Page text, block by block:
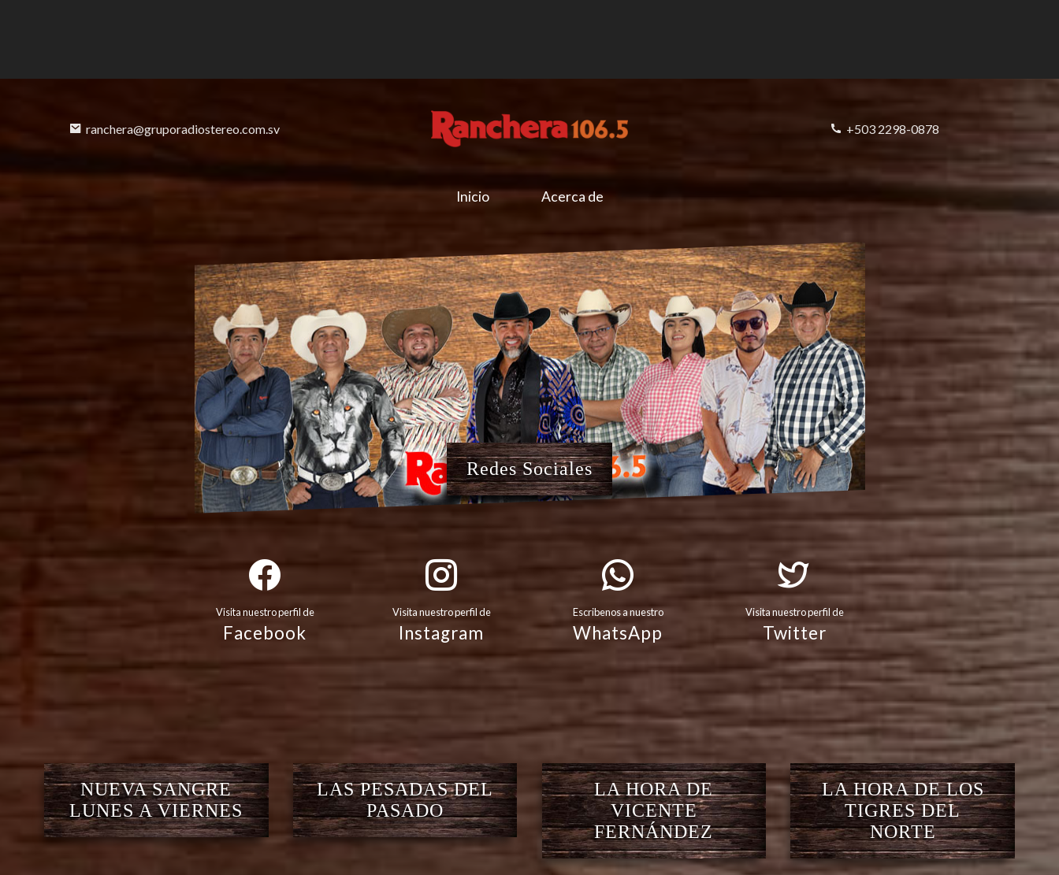
ranchera@gruporadiostereo.com.sv +503 2298-0878
Inicio Acerca de
Redes Sociales
Visita nuestro perfil de
Facebook
Visita nuestro perfil de
Instagram
Escribenos a nuestro
WhatsApp
Visita nuestro perfil de
Twitter
NUEVA SANGRE
LUNES A VIERNES
LAS PESADAS DEL
PASADO
LA HORA DE
VICENTE
FERNÁNDEZ
LA HORA DE LOS
TIGRES DEL
NORTE